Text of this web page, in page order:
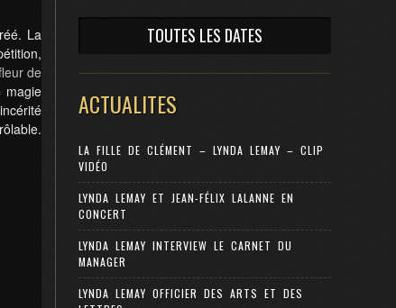
La
de
magie
TOUTES LES DATES
ACTUALITES
LA FILLE DE CLÉMENT – LYNDA LEMAY – CLIP
VIDÉO
LYNDA LEMAY ET JEAN-FÉLIX LALANNE EN
CONCERT
LYNDA LEMAY INTERVIEW LE CARNET DU
MANAGER
LYNDA LEMAY OFFICIER DES ARTS ET DES